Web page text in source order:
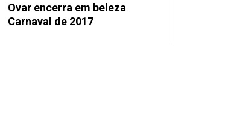
Ovar encerra em beleza
Carnaval de 2017